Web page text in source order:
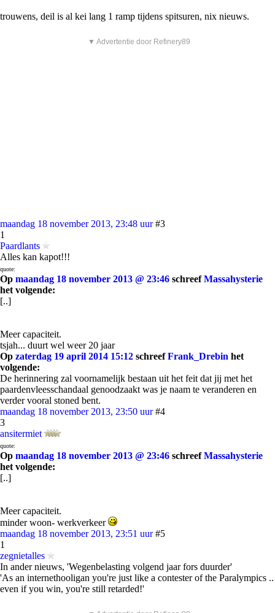
trouwens, deil is al kei lang 1 ramp tijdens spitsuren, nix nieuws.
▼ Advertentie door Refinery89
maandag 18 november 2013, 23:48 uur #3
1
Paardlants
Alles kan kapot!!!
quote:
Op maandag 18 november 2013 @ 23:46 schreefMassahysterie
het volgende:
[..]
Meer capaciteit.
tsjah... duurt wel weer 20 jaar
Op zaterdag 19 april 2014 15:12 schreefFrank_Drebin het
volgende:
De herinnering zal voornamelijk bestaan uit het feit dat jij met het
paardenvleesschandaal genoodzaakt was je naam te veranderen en
verder vooral stoned bent.
maandag 18 november 2013, 23:50 uur #4
3
ansitermiet
quote:
Op maandag 18 november 2013 @ 23:46 schreefMassahysterie
het volgende:
[..]
Meer capaciteit.
minder woon- werkverkeer
maandag 18 november 2013, 23:51 uur #5
1
zegnietalles
In ander nieuws, 'Wegenbelasting volgend jaar fors duurder'
'As an internethooligan you're just like a contester of the Paralympics ..
even if you win, you're still retarded!'